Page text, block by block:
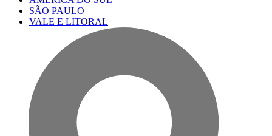
SÃO PAULO
VALE E LITORAL